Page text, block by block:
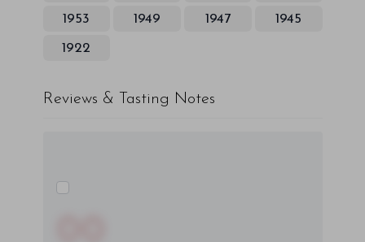
1953 1949 1947 1945
1922
Reviews & Tasting Notes